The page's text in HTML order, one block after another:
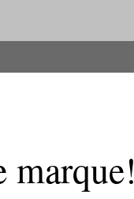
marque!